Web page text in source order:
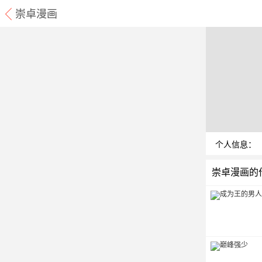
崇卓漫画
个人信息：
崇卓漫画的